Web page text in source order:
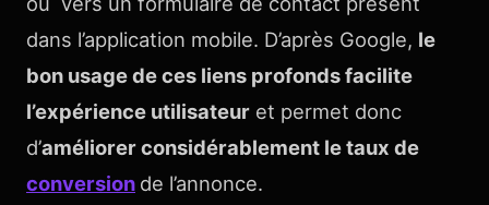
dans l’application mobile. D’après Google, le
bon usage de ces liens profonds facilite
l’expérience utilisateur et permet donc
d’améliorer considérablement le taux de
conversion de l’annonce.